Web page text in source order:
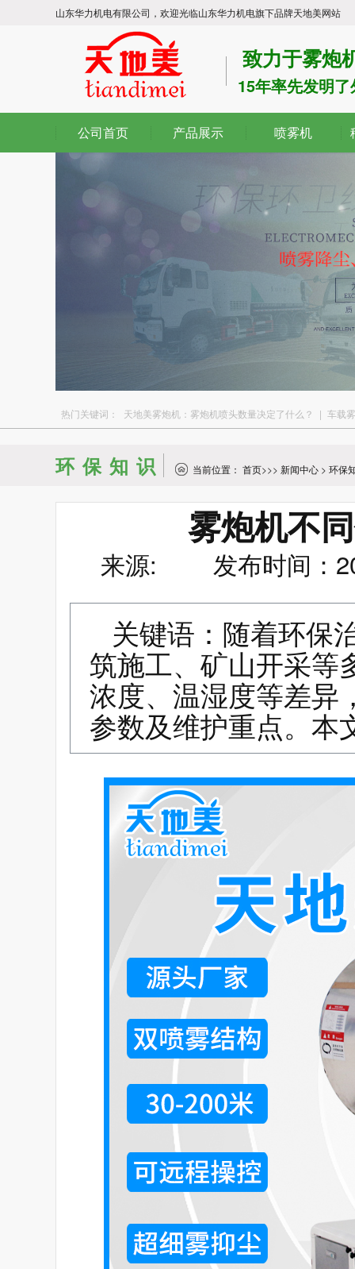
山东华力机电有限公司，欢迎光临山东华力机电旗下品牌天地美网站
致力于雾炮
15年率先发明
公司首页 产品展示 喷雾机
热门关键词： 天地美雾炮机：雾炮机喷头数量决定了什么？ | 车载
环保知识 当前位置： 首页>>> 新闻中心 > 环保
雾炮机不
来源: 发布时间：
关键语：随着环保
筑施工、矿山开采等
浓度、温湿度等差异
参数及维护重点。本